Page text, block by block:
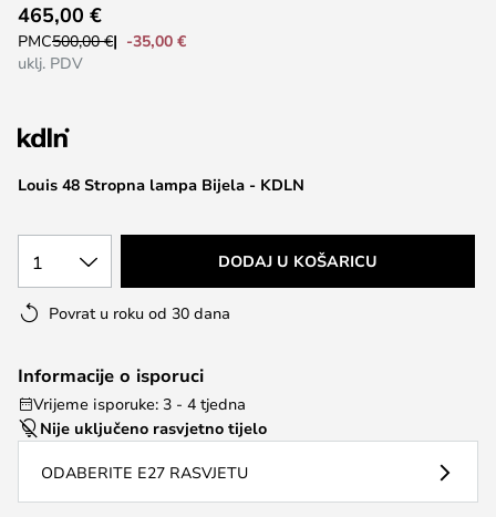
to
the
beginning
the
gallery
Louis 48 Stropna lampa Bijela - KDLN
465,00 €
PMC500,00 €
-35,00 €
uklj. PDV
1 DODAJ U KOŠARICU
Povrat u roku od 30 dana
Informacije o isporuci
Vrijeme isporuke: 3 - 4 tjedna
Nije uključeno rasvjetno tijelo
ODABERITE E27 RASVJETU